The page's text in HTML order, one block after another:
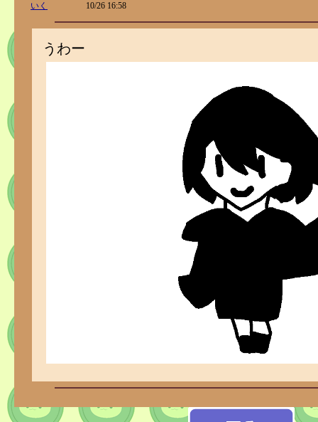
いく 10/26 16:58
うわー